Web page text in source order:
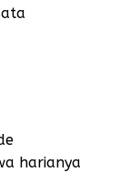
harianya